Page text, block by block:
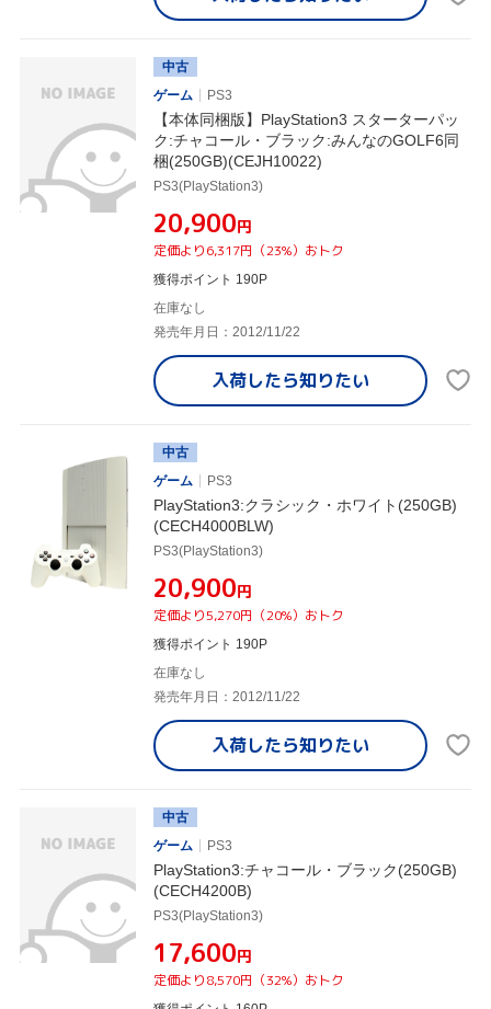
中古
ゲーム
PS3
【本体同梱版】PlayStation3 スターターパッ
ク:チャコール・ブラック:みんなのGOLF6同
梱(250GB)(CEJH10022)
PS3(PlayStation3)
¥20,900円
定価より6,317円（23%）おトク
獲得ポイント 190P
在庫なし
発売年月日：2012/11/22
入荷したら知りたい
中古
ゲーム
PS3
PlayStation3:クラシック・ホワイト(250GB)
(CECH4000BLW)
PS3(PlayStation3)
¥20,900円
定価より5,270円（20%）おトク
獲得ポイント 190P
在庫なし
発売年月日：2012/11/22
入荷したら知りたい
中古
ゲーム
PS3
PlayStation3:チャコール・ブラック(250GB)
(CECH4200B)
PS3(PlayStation3)
¥17,600円
定価より8,570円（32%）おトク